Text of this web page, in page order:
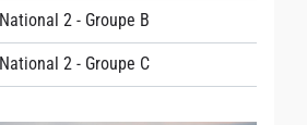
National 2 - Groupe B
National 2 - Groupe C